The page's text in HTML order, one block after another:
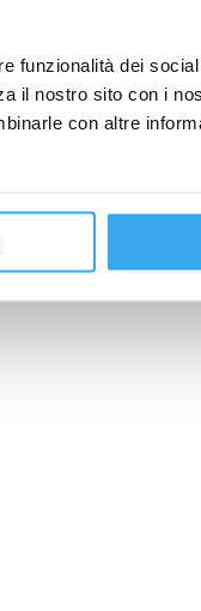
funzionalità dei
il nostro sito con i
con altre